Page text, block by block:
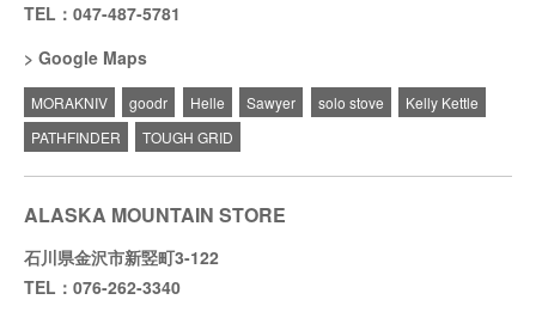
TEL：047-487-5781
Google Maps
MORAKNIV goodr Helle Sawyer solo stove
Kelly Kettle
PATHFINDER
TOUGH GRID
ALASKA MOUNTAIN STORE
石川県金沢市新竪町3-122
TEL：076-262-3340